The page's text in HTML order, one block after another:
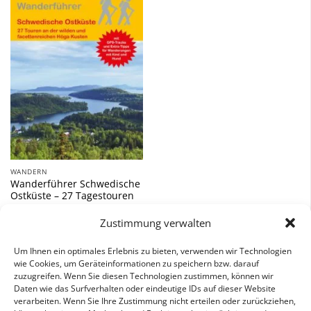
Zustimmung verwalten
Um Ihnen ein optimales Erlebnis zu bieten, verwenden wir Technologien
wie Cookies, um Geräteinformationen zu speichern bzw. darauf
zuzugreifen. Wenn Sie diesen Technologien zustimmen, können wir
Daten wie das Surfverhalten oder eindeutige IDs auf dieser Website
verarbeiten. Wenn Sie Ihre Zustimmung nicht erteilen oder zurückziehen,
Zu
Wunschliste
hinzufügen
WANDERN
Wanderführer Schwedische
Ostküste – 27 Tagestouren